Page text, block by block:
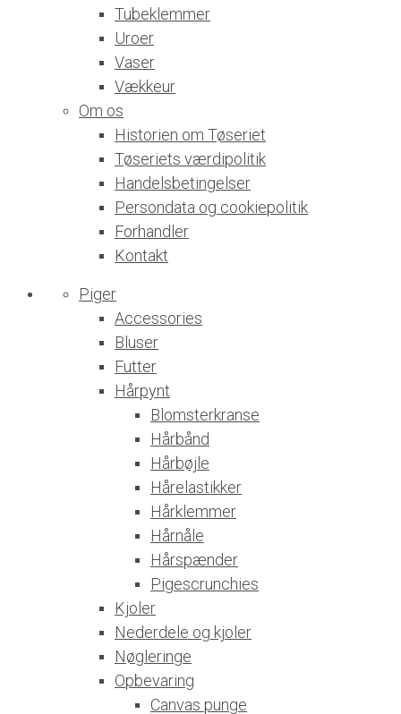
Tubeklemmer
Uroer
Vaser
Vækkeur
Om os
Historien om Tøseriet
Tøseriets værdipolitik
Handelsbetingelser
Persondata og cookiepolitik
Forhandler
Kontakt
Piger
Accessories
Bluser
Futter
Hårpynt
Blomsterkranse
Hårbånd
Hårbøjle
Hårelastikker
Hårklemmer
Hårnåle
Hårspænder
Pigescrunchies
Kjoler
Nederdele og kjoler
Nøgleringe
Opbevaring
Canvas punge